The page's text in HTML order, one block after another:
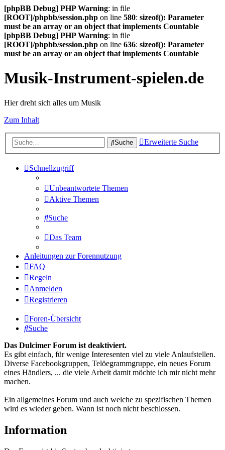
[phpBB Debug] PHP Warning: in file
[ROOT]/phpbb/session.php on line 580: sizeof(): Parameter
must be an array or an object that implements Countable
[phpBB Debug] PHP Warning: in file
[ROOT]/phpbb/session.php on line 636: sizeof(): Parameter
must be an array or an object that implements Countable
Musik-Instrument-spielen.de
Hier dreht sich alles um Musik
Zum Inhalt
Suche Erweiterte Suche
Schnellzugriff
Unbeantwortete Themen
Aktive Themen
Suche
Das Team
Anleitungen zur Forennutzung
FAQ
Regeln
Anmelden
Registrieren
Foren-Übersicht
Suche
Das Dulcimer Forum ist deaktiviert.
Es gibt einfach, für wenige Interesenten viel zu viele Anlaufstellen.
Diverse Facebookgruppen, Telöegrammgruppe, ein neues Forum
eines Händlers, ... die viele Arbeit damit möchte ich mir nicht mehr
machen.
Ein allgemeines Forum und auch welche zu spezifischen Themen
wird es wieder geben. Wann ist noch nicht beschlossen.
Information